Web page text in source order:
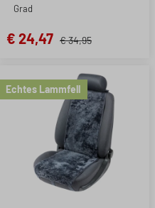
Grad
€ 24,47 € 34,95
Echtes Lammfell